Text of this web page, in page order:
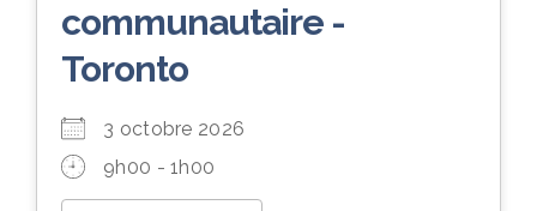
communautaire -
Toronto
3 octobre 2026
9h00 - 1h00